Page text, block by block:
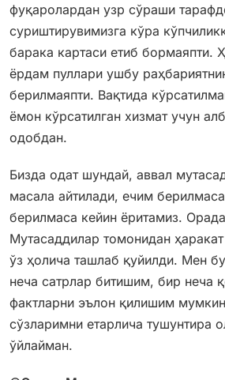
фуқаролардан узр сўраши
суриштирувимизга кўра
барака картаси етиб бормаяпти.
ёрдам пуллари ушбу
берилмаяпти. Вақтида
ёмон кўрсатилган хизмат учун
одобдан.
Бизда одат шундай, аввал
масала айтилади, ечим
берилмаса кейин ёритамиз.
Мутасаддилар томонидан
ўз ҳолича ташлаб қуйилди. Мен
неча сатрлар битишим, бир неча
фактларни эълон қилишим
сўзларимни етарлича тушунтира
ўйлайман.